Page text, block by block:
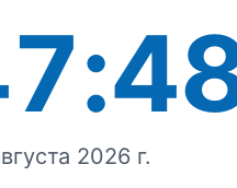
2026 г.